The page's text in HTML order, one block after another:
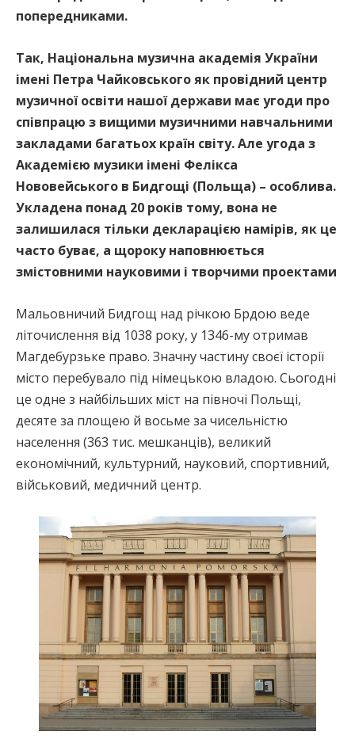
попередниками.
Так, Національна музична академія України
імені Петра Чайковського як провідний центр
музичної освіти нашої держави має угоди про
співпрацю з вищими музичними навчальними
закладами багатьох країн світу. Але угода з
Академією музики імені Фелікса
Нововейського в Бидгощі (Польща) – особлива.
Укладена понад 20 років тому, вона не
залишилася тільки декларацією намірів, як це
часто буває, а щороку наповнюється
змістовними науковими і творчими проектами
Мальовничий Бидгощ над річкою Брдою веде
літочислення від 1038 року, у 1346-му отримав
Магдебурзьке право. Значну частину своєї історії
місто перебувало під німецькою владою. Сьогодні
це одне з найбільших міст на півночі Польщі,
десяте за площею й восьме за чисельністю
населення (363 тис. мешканців), великий
економічний, культурний, науковий, спортивний,
військовий, медичний центр.